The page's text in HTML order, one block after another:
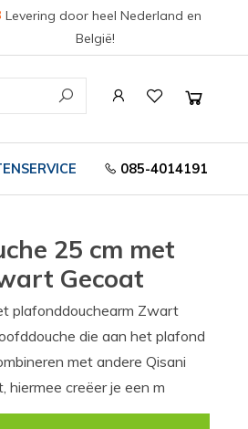
Levering door heel Nederland en
België!
085-4014191
25 cm met
Gecoat
plafonddouchearm Zwart
die aan het plafond
met andere Qisani
hiermee creëer je een m